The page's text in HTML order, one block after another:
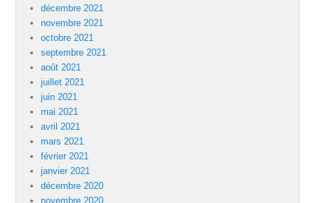
décembre 2021
novembre 2021
octobre 2021
septembre 2021
août 2021
juillet 2021
juin 2021
mai 2021
avril 2021
mars 2021
février 2021
janvier 2021
décembre 2020
novembre 2020